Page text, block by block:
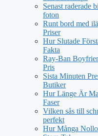
Senast raderade
foton
Runt bord med
Priser
Hur Slutade
Fakta
Ray-Ban
Pris
Sista Minuten
Butiker
Hur Länge Är
Faser
Vilken sås till
perfekt
Hur Många